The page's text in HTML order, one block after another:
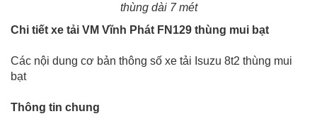
thùng dài 7 mét
Chi tiết xe tải VM Vĩnh Phát FN129 thùng mui bạt
Các nội dung cơ bản thông số xe tải Isuzu 8t2 thùng mui
bạt
Thông tin chung